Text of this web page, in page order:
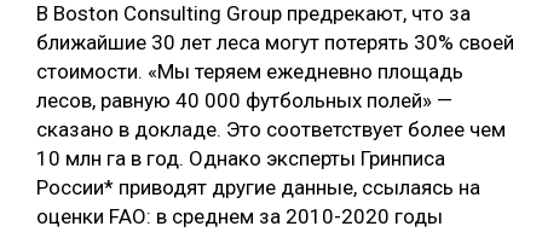
В Boston Consulting Group предрекают, что за
ближайшие 30 лет леса могут потерять 30% своей
стоимости. «Мы теряем ежедневно площадь
лесов, равную 40 000 футбольных полей» —
сказано в докладе. Это соответствует более чем
10 млн га в год. Однако эксперты Гринписа
России* приводят другие данные, ссылаясь на
оценки FAO: в среднем за 2010-2020 годы